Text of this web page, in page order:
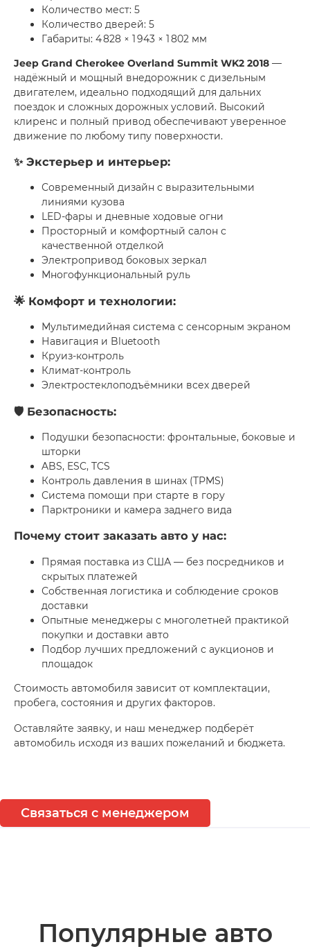
Количество мест: 5
Количество дверей: 5
Габариты: 4 828 × 1 943 × 1 802 мм
Jeep Grand Cherokee Overland Summit WK2 2018 —
надёжный и мощный внедорожник с дизельным
двигателем, идеально подходящий для дальних
поездок и сложных дорожных условий. Высокий
клиренс и полный привод обеспечивают уверенное
движение по любому типу поверхности.
✨ Экстерьер и интерьер:
Современный дизайн с выразительными
линиями кузова
LED-фары и дневные ходовые огни
Просторный и комфортный салон с
качественной отделкой
Электропривод боковых зеркал
Многофункциональный руль
🌟 Комфорт и технологии:
Мультимедийная система с сенсорным экраном
Навигация и Bluetooth
Круиз-контроль
Климат-контроль
Электростеклоподъёмники всех дверей
🛡️ Безопасность:
Подушки безопасности: фронтальные, боковые и
шторки
ABS, ESC, TCS
Контроль давления в шинах (TPMS)
Система помощи при старте в гору
Парктроники и камера заднего вида
Почему стоит заказать авто у нас:
Прямая поставка из США — без посредников и
скрытых платежей
Собственная логистика и соблюдение сроков
доставки
Опытные менеджеры с многолетней практикой
покупки и доставки авто
Подбор лучших предложений с аукционов и
площадок
Стоимость автомобиля зависит от комплектации,
пробега, состояния и других факторов.
Оставляйте заявку, и наш менеджер подберёт
автомобиль исходя из ваших пожеланий и бюджета.
Связаться с менеджером
Популярные авто